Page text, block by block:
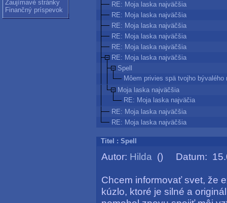
Zaujímavé stránky
Finančný príspevok
RE: Moja laska najväčšia
RE: Moja laska najväčšia
RE: Moja laska najväčšia
RE: Moja laska najväčšia
RE: Moja laska najväčšia
RE: Moja laska najväčšia
Spell
Môem privies spä tvojho
Moja laska najväčšia
RE: Moja laska najväčia
RE: Moja laska najväčšia
RE: Moja laska najväčšia
Titel : Spell
Autor: Hilda () Datum:
Chcem informovať svet, že
kúzlo, ktoré je silné a